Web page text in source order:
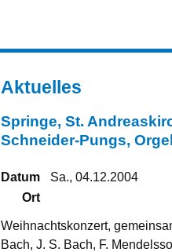
Aktuelles
Springe, St.
Schneider-Pungs, Orgel
Datum
Sa., 04.12.2004
Ort
Weihnachtskonzert,
Bach, J. S. Bach, F.